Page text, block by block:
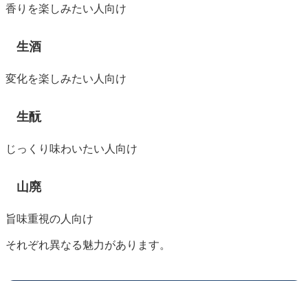
香りを楽しみたい人向け
生酒
変化を楽しみたい人向け
生酛
じっくり味わいたい人向け
山廃
旨味重視の人向け
それぞれ異なる魅力があります。